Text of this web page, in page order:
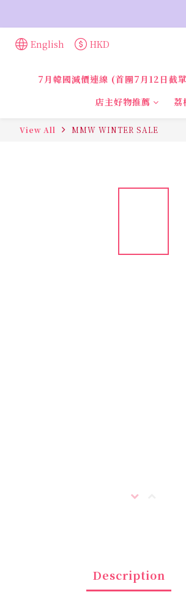
English
HKD
7月韓國減價連線 (首團7月12日截
店主好物推薦
荔
View All MMW WINTER SALE
Description